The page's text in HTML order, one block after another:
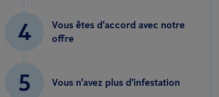
4
Vous êtes d'accord avec notre
offre
5 Vous n'avez plus d'infestation